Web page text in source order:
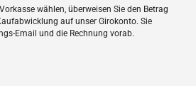
wählen, überweisen Sie den Betrag
auf unser Girokonto. Sie
Email und die Rechnung vorab.